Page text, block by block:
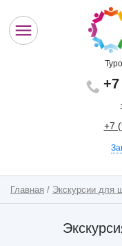
+7
+7
Главная / Экскурсии для